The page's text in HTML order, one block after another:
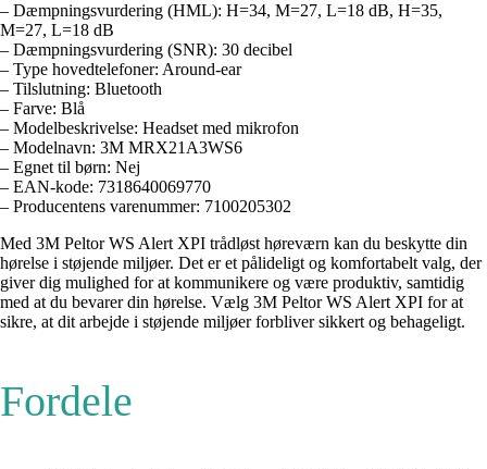
– Dæmpningsvurdering (HML): H=34, M=27, L=18 dB, H=35,
M=27, L=18 dB
– Dæmpningsvurdering (SNR): 30 decibel
– Type hovedtelefoner: Around-ear
– Tilslutning: Bluetooth
– Farve: Blå
– Modelbeskrivelse: Headset med mikrofon
– Modelnavn: 3M MRX21A3WS6
– Egnet til børn: Nej
– EAN-kode: 7318640069770
– Producentens varenummer: 7100205302
Med 3M Peltor WS Alert XPI trådløst høreværn kan du beskytte din
hørelse i støjende miljøer. Det er et pålideligt og komfortabelt valg, der
giver dig mulighed for at kommunikere og være produktiv, samtidig
med at du bevarer din hørelse. Vælg 3M Peltor WS Alert XPI for at
sikre, at dit arbejde i støjende miljøer forbliver sikkert og behageligt.
Fordele